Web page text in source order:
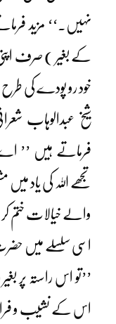
نہیں۔‘‘ مزید
کے بغیر ) صرف
خود رو پودے کی
شیخ عبدالوہاب
فرماتے ہیں ’’ اے
تجھے اللہ کی یاد
والے خیالات ختم
اسی سلسلے میں
’’تو اس راستہ پر
اس کے نشیب و